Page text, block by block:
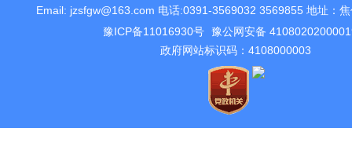
Email: jzsfgw@163.com 电话:0391-3569032 3569855 地址：
豫ICP备11016930号 豫公网安备
政府网站标识码：4108000003